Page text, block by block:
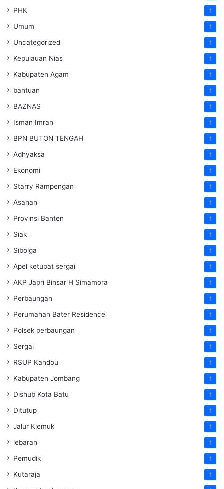
PHK 1
Umum 1
Uncategorized 1
Kepulauan Nias 1
Kabupaten Agam 1
bantuan 1
BAZNAS 1
Isman Imran 1
BPN BUTON TENGAH 1
Adhyaksa 1
Ekonomi 1
Starry Rampengan 1
Asahan 1
Provinsi Banten 1
Siak 1
Sibolga 1
Apel ketupat sergai 1
AKP Japri Binsar H Simamora 1
Perbaungan 1
Perumahan Bater Residence 1
Polsek perbaungan 1
Sergai 1
RSUP Kandou 1
Kabupaten Jombang 1
Dishub Kota Batu 1
Ditutup 1
Jalur Klemuk 1
lebaran 1
Pemudik 1
Kutaraja 1